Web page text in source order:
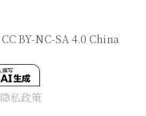
BY-NC-SA 4.0 China
隐私政策